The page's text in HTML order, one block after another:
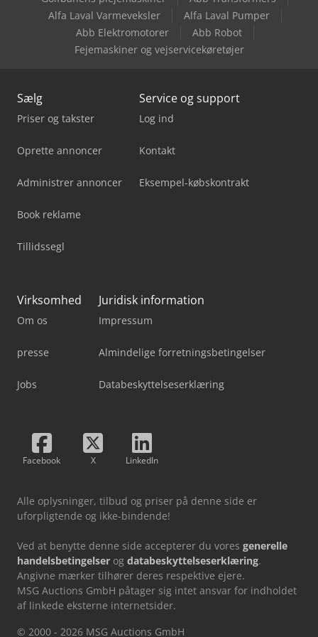
Weima Zm 30
Wood-Mizer Eg300
Alfa Laval Varmeveksler
Alfa Laval Pumper
Abb Elektromotorer
Abb Robot
Fejemaskiner og vejservicekøretøjer
Sælg
Priser og takster
Oprette annoncer
Administrer annoncer
Book reklame
Tillidssegl
Service og support
Log ind
Kontakt
Eksempel-købskontrakt
Virksomhed
Om os
presse
Jobs
Juridisk information
Impressum
Almindelige forretningsbetingelser
Databeskyttelseserklæring
Facebook X LinkedIn
Alle oplysninger, tilbud og priser på denne side er
uforpligtende og ikke-bindende!
Ved at benytte denne side accepterer du vores generelle
handelsbetingelser og databeskyttelseserklæring.
Angivne mærker tilhører deres respektive ejere.
MSG Auctions GmbH påtager sig intet ansvar for indholdet
af linkede eksterne internetsider.
© 2000 - 2026 MSG Auctions GmbH